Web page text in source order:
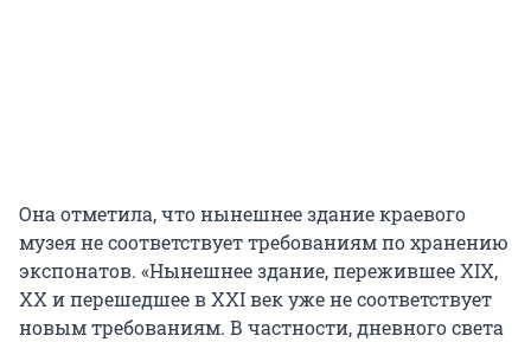
Она отметила, что нынешнее здание краевого
музея не соответствует требованиям по хранению
экспонатов. «Нынешнее здание, пережившее XIX,
XX и перешедшее в XXI век уже не соответствует
новым требованиям. В частности, дневного света